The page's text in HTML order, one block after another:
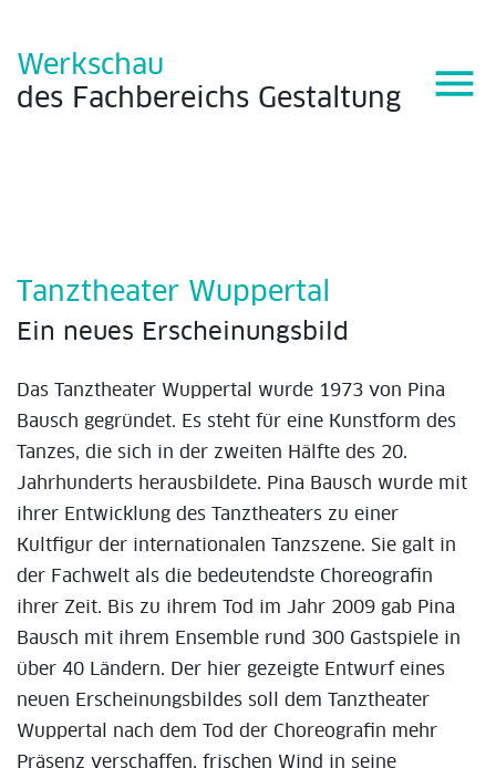
Werkschau
des Fachbereichs Gestaltung menu
Tanztheater Wuppertal
Ein neues Erscheinungsbild
Das Tanztheater Wuppertal wurde 1973 von Pina
Bausch gegründet. Es steht für eine Kunstform des
Tanzes, die sich in der zweiten Hälfte des 20.
Jahrhunderts herausbildete. Pina Bausch wurde mit
ihrer Entwicklung des Tanztheaters zu einer
Kultfigur der internationalen Tanzszene. Sie galt in
der Fachwelt als die bedeutendste Choreografin
ihrer Zeit. Bis zu ihrem Tod im Jahr 2009 gab Pina
Bausch mit ihrem Ensemble rund 300 Gastspiele in
über 40 Ländern. Der hier gezeigte Entwurf eines
neuen Erscheinungsbildes soll dem Tanztheater
Wuppertal nach dem Tod der Choreografin mehr
Präsenz verschaffen, frischen Wind in seine